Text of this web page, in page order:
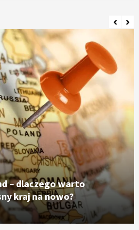
– dlaczego warto
kraj na nowo?